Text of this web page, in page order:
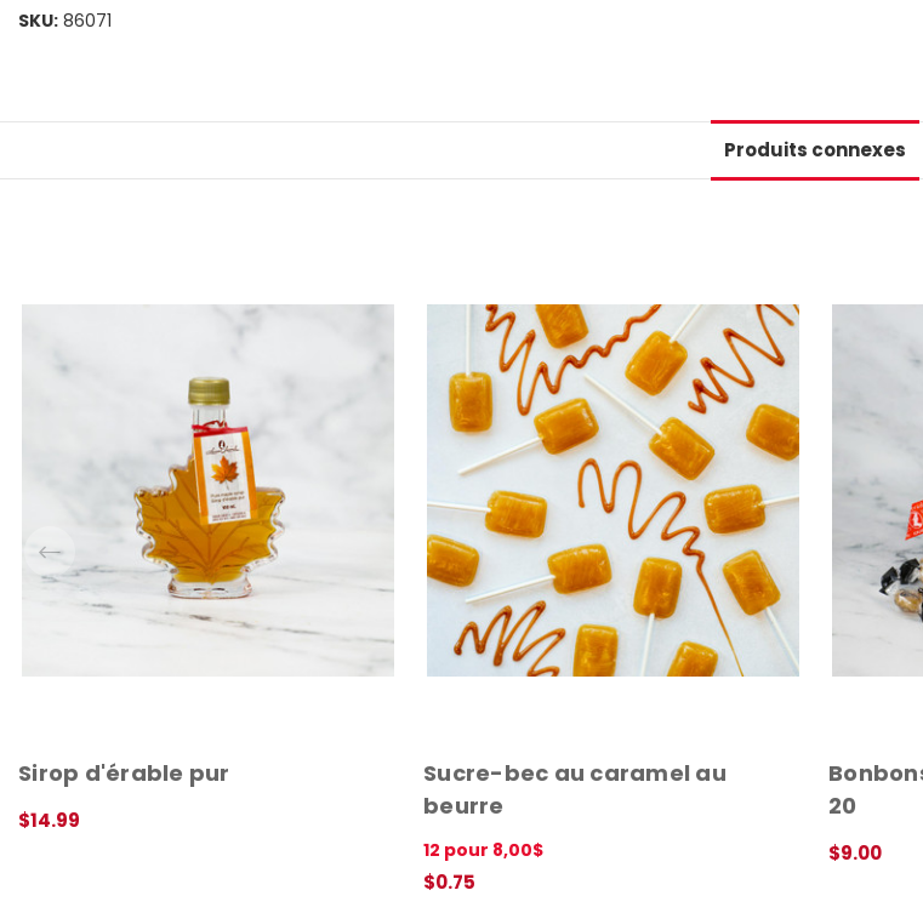
SKU: 86071
Produits connexes
Sirop d'érable pur
$14.99
Sucre-bec au caramel au
beurre
12 pour 8,00$
$0.75
20
$9.00
For more